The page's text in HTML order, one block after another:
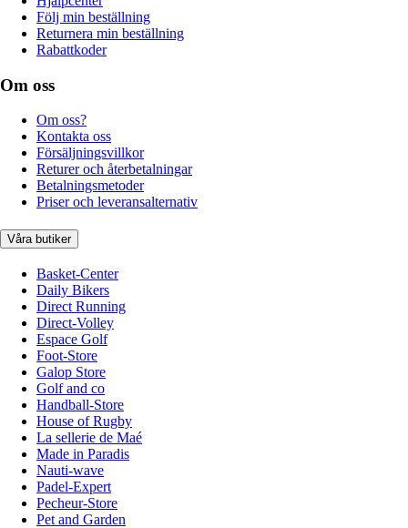
Följ min beställning
Returnera min beställning
Rabattkoder
Om oss
Om oss?
Kontakta oss
Försäljningsvillkor
Returer och återbetalningar
Betalningsmetoder
Priser och leveransalternativ
Våra butiker
Basket-Center
Daily Bikers
Direct Running
Direct-Volley
Espace Golf
Foot-Store
Galop Store
Golf and co
Handball-Store
House of Rugby
La sellerie de Maé
Made in Paradis
Nauti-wave
Padel-Expert
Pecheur-Store
Pet and Garden